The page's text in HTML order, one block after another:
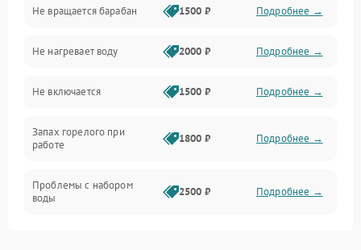
Слив
Программное обеспечение
Не вращается барабан 1500 ₽ Подробнее →
Не нагревает воду 2000 ₽ Подробнее →
Не включается 1500 ₽ Подробнее →
Запах горелого при
работе
1800 ₽ Подробнее →
Проблемы с набором
воды
2500 ₽ Подробнее →